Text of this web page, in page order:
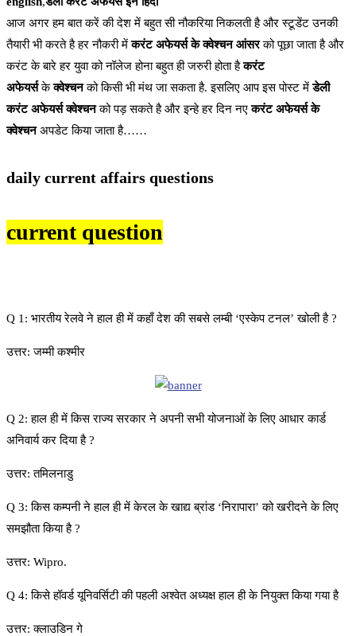
आज अगर हम बात करें की देश में बहुत सी नौकरिया निकलती है और स्टूडेंट उनकी
तैयारी भी करते है हर नौकरी मेंकरंट अफेयर्स के क्वेश्चन आंसरको पूछा जाता है और
करंट के बारे हर युवा को नॉलेज होना बहुत ही जरुरी होता हैकरंट
अफेयर्सकेक्वेश्चनको किसी भी मंथ जा सकता है. इसलिए आप इस पोस्ट मेंडेली
करंट अफेयर्स क्वेश्चनको पड़ सकते है और इन्हे हर दिन नएकरंट अफेयर्स के
क्वेश्चनअपडेट किया जाता है……
daily current affairs questions
current question
Q 1: भारतीय रेलवे ने हाल ही में कहाँ देश की सबसे लम्बी ‘एस्केप टनल’ खोली है ?
उत्तर: जम्मी कश्मीर
Q 2: हाल ही में किस राज्य सरकार ने अपनी सभी योजनाओं के लिए आधार कार्ड
अनिवार्य कर दिया है ?
उत्तर: तमिलनाडु
Q 3: किस कम्पनी ने हाल ही में केरल के खाद्य ब्रांड ‘निरापारा’ को खरीदने के लिए
समझौता किया है ?
उत्तर: Wipro.
Q 4: किसे हॉवर्ड यूनिवर्सिटी की पहली अश्वेत अध्यक्ष हाल ही के नियुक्त किया गया है
उत्तर: क्लाउडिन गे